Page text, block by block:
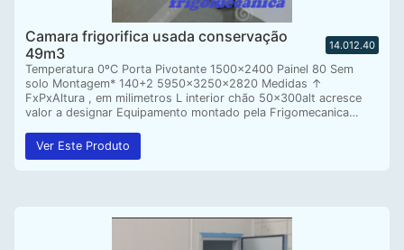
Camara frigorifica usada conservação
49m3
14.012.40
Temperatura 0ºC Porta Pivotante 1500×2400 Painel 80 Sem
solo Montagem* 140+2 5950x3250x2820 Medidas ↑
FxPxAltura , em milimetros L interior chão 50x300alt acresce
valor a designar Equipamento montado pela Frigomecanica…
Ver Este Produto